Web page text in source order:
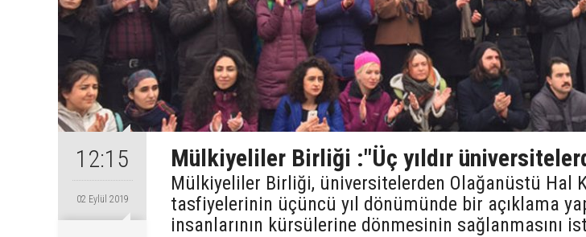
12:15
02 Eylül 2019
Mülkiyeliler Birliği :"Üç yıldır
Mülkiyeliler Birliği, üniversitelerden Olağanüstü Hal
tasfiyelerinin üçüncü yıl dönümünde bir açıklama
insanlarının kürsülerine dönmesinin sağlanmasını